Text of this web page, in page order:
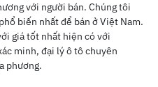
với người bán. Chúng tôi
biến nhất để bán ở Việt Nam.
giá tốt nhất hiện có với
minh, đại lý ô tô chuyên
phương.